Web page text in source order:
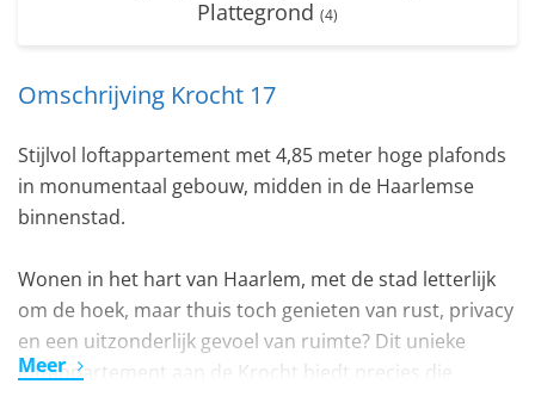
Plattegrond (4)
Omschrijving Krocht 17
Stijlvol loftappartement met 4,85 meter hoge plafonds
in monumentaal gebouw, midden in de Haarlemse
binnenstad.
Wonen in het hart van Haarlem, met de stad letterlijk
om de hoek, maar thuis toch genieten van rust, privacy
en een uitzonderlijk gevoel van ruimte? Dit unieke
loftappartement aan de Krocht biedt precies die
Meer